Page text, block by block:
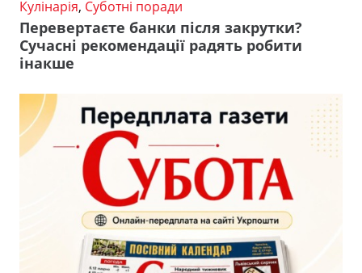
Кулінарія, Суботні поради
Перевертаєте банки після закрутки?
Сучасні рекомендації радять робити
інакше